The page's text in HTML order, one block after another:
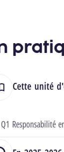
Cette unité
Q1 Responsabilité